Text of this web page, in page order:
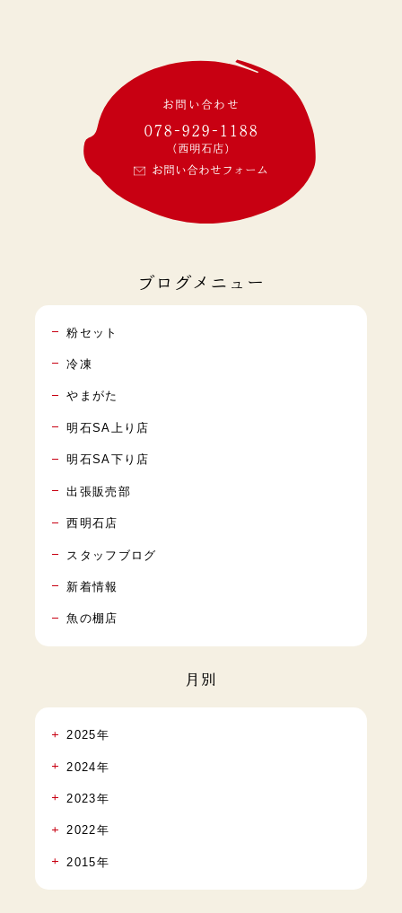
お問い合わせ
078-929-1188
(西明石店)
お問い合わせフォーム
ブログメニュー
粉セット
冷凍
やまがた
明石SA上り店
明石SA下り店
出張販売部
西明石店
スタッフブログ
新着情報
魚の棚店
月別
2025年
2024年
2023年
2022年
2015年